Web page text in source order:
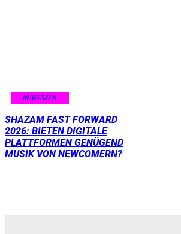
MAGAZIN
SHAZAM FAST FORWARD
2026: BIETEN DIGITALE
PLATTFORMEN GENÜGEND
MUSIK VON NEWCOMERN?